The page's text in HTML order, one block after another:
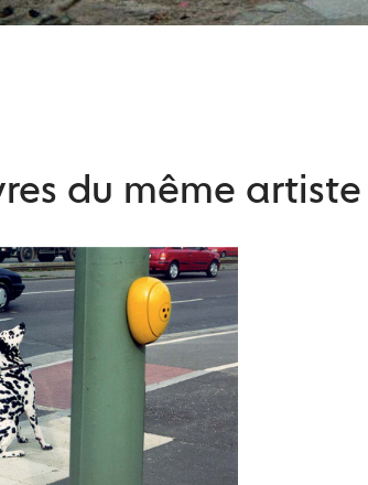
du même artiste